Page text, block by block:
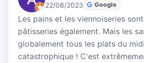
22/08/2023 Google
Les pains et les viennoiseries
pâtisseries également. Mais les
globalement tous les plats du
catastrophique ! C'est